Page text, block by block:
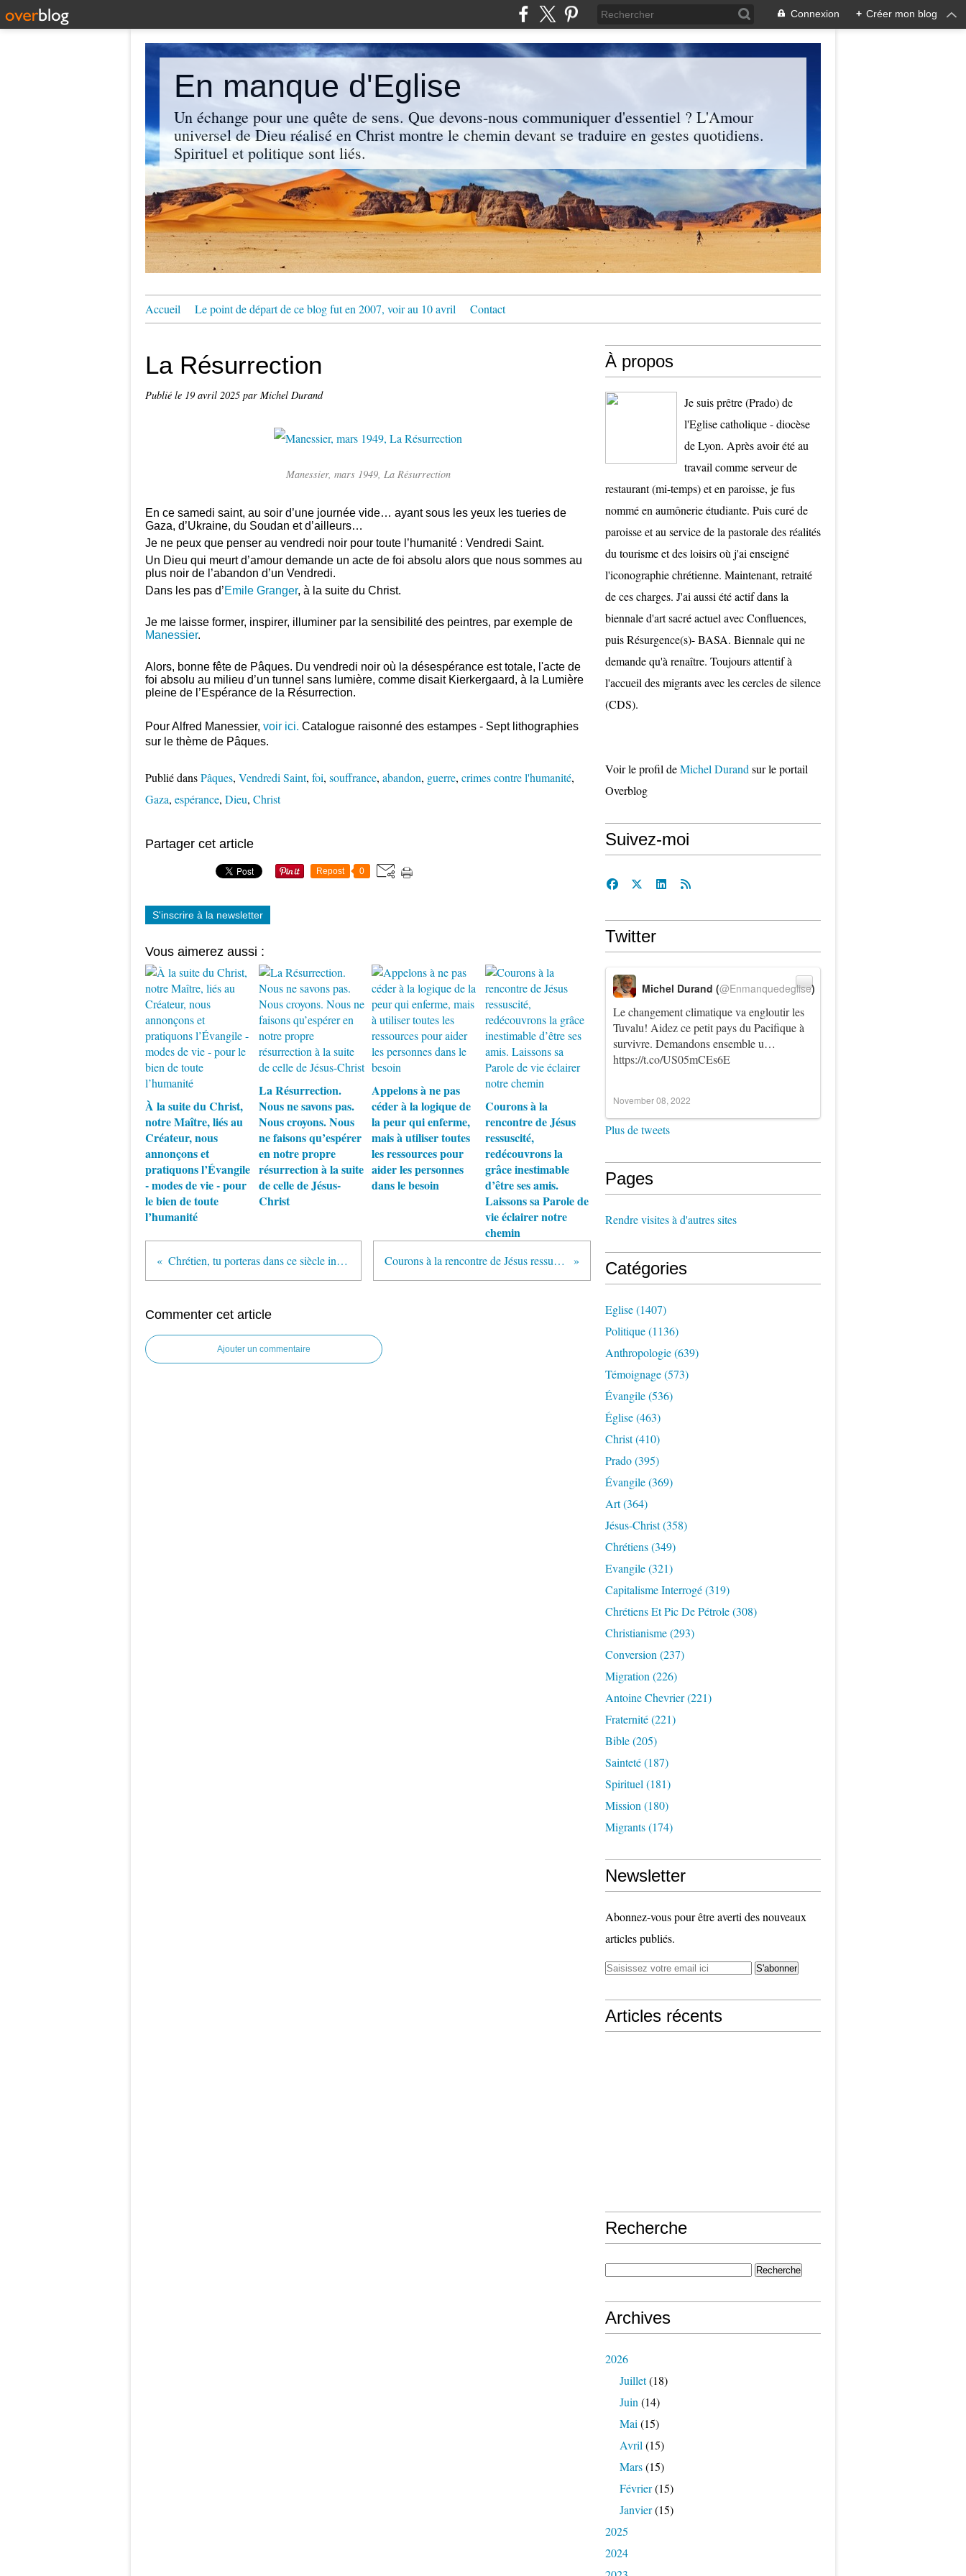
Connexion + Créer mon blog
En manque d'Eglise
Un échange pour une quête de sens. Que devons-nous communiquer d'essentiel ? L'Amour
universel de Dieu réalisé en Christ montre le chemin devant se traduire en gestes quotidiens.
Spirituel et politique sont liés.
Accueil Le point de départ de ce blog fut en 2007, voir au 10 avril Contact
La Résurrection
Publié le 19 avril 2025 par Michel Durand
Manessier, mars 1949, La Résurrection
En ce samedi saint, au soir d’une journée vide… ayant sous les yeux les tueries de
Gaza, d’Ukraine, du Soudan et d’ailleurs…
Je ne peux que penser au vendredi noir pour toute l’humanité : Vendredi Saint.
Un Dieu qui meurt d’amour demande un acte de foi absolu alors que nous sommes au
plus noir de l’abandon d’un Vendredi.
Dans les pas d’Emile Granger, à la suite du Christ.
Je me laisse former, inspirer, illuminer par la sensibilité des peintres, par exemple de
Manessier.
Alors, bonne fête de Pâques. Du vendredi noir où la désespérance est totale, l'acte de
foi absolu au milieu d’un tunnel sans lumière, comme disait Kierkergaard, à la Lumière
pleine de l’Espérance de la Résurrection.
Pour Alfred Manessier, voir ici. Catalogue raisonné des estampes - Sept lithographies
sur le thème de Pâques.
Publié dansPâques, Vendredi Saint, foi, souffrance, abandon, guerre, crimes contre l'humanité,
Gaza, espérance, Dieu, Christ
Partager cet article
Repost 0
S'inscrire à la newsletter
Vous aimerez aussi :
À la suite du Christ,
notre Maître, liés au
Créateur, nous
annonçons et
pratiquons l’Évangile
- modes de vie - pour
le bien de toute
l’humanité
La Résurrection.
Nous ne savons pas.
Nous croyons. Nous
ne faisons qu’espérer
en notre propre
résurrection à la suite
de celle de Jésus-
Christ
Appelons à ne pas
céder à la logique de
la peur qui enferme,
mais à utiliser toutes
les ressources pour
aider les personnes
dans le besoin
Courons à la
rencontre de Jésus
ressuscité,
redécouvrons la
grâce inestimable
d’être ses amis.
Laissons sa Parole de
vie éclairer notre
chemin
Chrétien, tu porteras dans ce siècle incertain le témoignage des mains inutiles et du front baissé et des paupières closes - avec le Christ Jésus Courons à la rencontre de Jésus ressuscité, redécouvrons la grâce inestimable d’être ses amis. Laissons sa Parole de vie éclairer notre chemin
Commenter cet article
Ajouter un commentaire
À propos
Je suis prêtre (Prado) de
l'Eglise catholique - diocèse
de Lyon. Après avoir été au
travail comme serveur de
restaurant (mi-temps) et en paroisse, je fus
nommé en aumônerie étudiante. Puis curé de
paroisse et au service de la pastorale des réalités
du tourisme et des loisirs où j'ai enseigné
l'iconographie chrétienne. Maintenant, retraité
de ces charges. J'ai aussi été actif dans la
biennale d'art sacré actuel avec Confluences,
puis Résurgence(s)- BASA. Biennale qui ne
demande qu'à renaître. Toujours attentif à
l'accueil des migrants avec les cercles de silence
(CDS).
Voir le profil deMichel Durand sur le portail
Overblog
Suivez-moi
Twitter
Le changement climatique va engloutir les
Tuvalu! Aidez ce petit pays du Pacifique à
survivre. Demandons ensemble u…
https://t.co/US05mCEs6E
Michel Durand (@Enmanquedeglise)
November 08, 2022
Plus de tweets
Pages
Rendre visites à d'autres sites
Catégories
Eglise(1407)
Politique(1136)
Anthropologie(639)
Témoignage(573)
Évangile(536)
Église(463)
Christ(410)
Prado(395)
Évangile(369)
Art(364)
Jésus-Christ(358)
Chrétiens(349)
Evangile(321)
Capitalisme Interrogé(319)
Chrétiens Et Pic De Pétrole(308)
Christianisme(293)
Conversion (237)
Migration (226)
Antoine Chevrier(221)
Fraternité(221)
Bible(205)
Sainteté(187)
Spirituel (181)
Mission (180)
Migrants(174)
Newsletter
Abonnez-vous pour être averti des nouveaux
articles publiés.
Articles récents
Recherche
Archives
2026
Juillet(18)
Juin (14)
Mai (15)
Avril (15)
Mars(15)
Février(15)
Janvier(15)
2025
2024